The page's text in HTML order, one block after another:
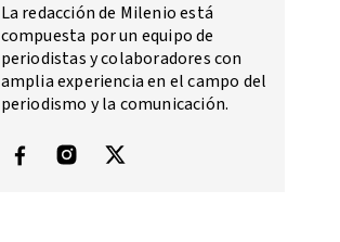
La redacción de Milenio está
compuesta por un equipo de
periodistas y colaboradores con
amplia experiencia en el campo del
periodismo y la comunicación.